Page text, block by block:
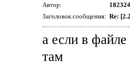
Автор:
Заголовок сообщения: Re:
а если в
там